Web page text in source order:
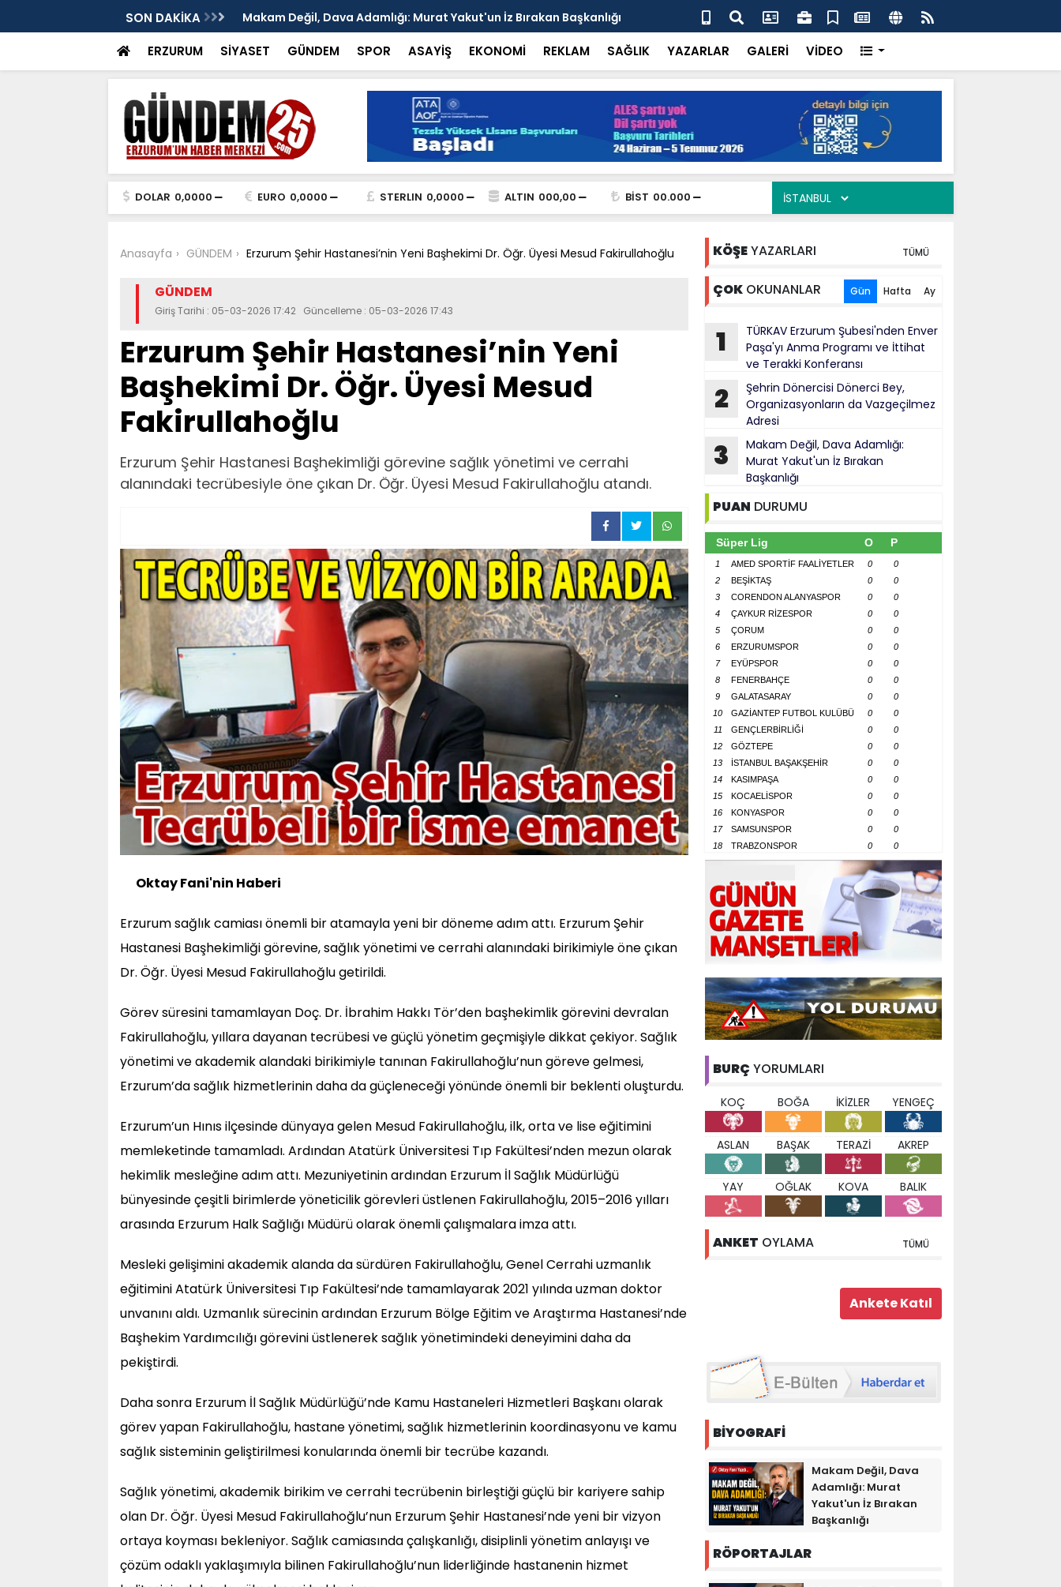
SON DAKİKA
Murat Yakut'un İz Bırakan Başkanlığı
TÜRKAV Erzurum Şubesi'nden Enver Paşa'yı Anma Programı ve İttihat
ve Terakki Konferansı
Şehrin Dönercisi Dönerci Bey, Organizasyonların da Vazgeçilmez
Adresi
ERZURUM SİYASET GÜNDEM SPOR ASAYİŞ EKONOMİ REKLAM SAĞLIK YAZARLAR GALERİ VİDEO
DOLAR 0,0000 EURO 0,0000 STERLIN 0,0000 ALTIN 000,00 BİST 00.000
Anasayfa GÜNDEM Erzurum Şehir Hastanesi’nin Yeni Başhekimi Dr. Öğr. Üyesi Mesud Fakirullahoğlu
GÜNDEM
Giriş Tarihi : 05-03-2026 17:42 Güncelleme : 05-03-2026 17:43
Erzurum Şehir Hastanesi’nin Yeni
Başhekimi Dr. Öğr. Üyesi Mesud
Fakirullahoğlu
Erzurum Şehir Hastanesi Başhekimliği görevine sağlık yönetimi ve cerrahi
alanındaki tecrübesiyle öne çıkan Dr. Öğr. Üyesi Mesud Fakirullahoğlu atandı.
Oktay Fani'nin Haberi
Erzurum sağlık camiası önemli bir atamayla yeni bir döneme adım attı. Erzurum Şehir
Hastanesi Başhekimliği görevine, sağlık yönetimi ve cerrahi alanındaki birikimiyle öne çıkan
Dr. Öğr. Üyesi Mesud Fakirullahoğlu getirildi.
Görev süresini tamamlayan Doç. Dr. İbrahim Hakkı Tör’den başhekimlik görevini devralan
Fakirullahoğlu, yıllara dayanan tecrübesi ve güçlü yönetim geçmişiyle dikkat çekiyor. Sağlık
yönetimi ve akademik alandaki birikimiyle tanınan Fakirullahoğlu’nun göreve gelmesi,
Erzurum’da sağlık hizmetlerinin daha da güçleneceği yönünde önemli bir beklenti oluşturdu.
Erzurum’un Hınıs ilçesinde dünyaya gelen Mesud Fakirullahoğlu, ilk, orta ve lise eğitimini
memleketinde tamamladı. Ardından Atatürk Üniversitesi Tıp Fakültesi’nden mezun olarak
hekimlik mesleğine adım attı. Mezuniyetinin ardından Erzurum İl Sağlık Müdürlüğü
bünyesinde çeşitli birimlerde yöneticilik görevleri üstlenen Fakirullahoğlu, 2015–2016 yılları
arasında Erzurum Halk Sağlığı Müdürü olarak önemli çalışmalara imza attı.
Mesleki gelişimini akademik alanda da sürdüren Fakirullahoğlu, Genel Cerrahi uzmanlık
eğitimini Atatürk Üniversitesi Tıp Fakültesi’nde tamamlayarak 2021 yılında uzman doktor
unvanını aldı. Uzmanlık sürecinin ardından Erzurum Bölge Eğitim ve Araştırma Hastanesi’nde
Başhekim Yardımcılığı görevini üstlenerek sağlık yönetimindeki deneyimini daha da
pekiştirdi.
Daha sonra Erzurum İl Sağlık Müdürlüğü’nde Kamu Hastaneleri Hizmetleri Başkanı olarak
görev yapan Fakirullahoğlu, hastane yönetimi, sağlık hizmetlerinin koordinasyonu ve kamu
sağlık sisteminin geliştirilmesi konularında önemli bir tecrübe kazandı.
Sağlık yönetimi, akademik birikim ve cerrahi tecrübenin birleştiği güçlü bir kariyere sahip
olan Dr. Öğr. Üyesi Mesud Fakirullahoğlu’nun Erzurum Şehir Hastanesi’nde yeni bir vizyon
ortaya koyması bekleniyor. Sağlık camiasında çalışkanlığı, disiplinli yönetim anlayışı ve
çözüm odaklı yaklaşımıyla bilinen Fakirullahoğlu’nun liderliğinde hastanenin hizmet
KÖŞEYAZARLARI TÜMÜ
ÇOKOKUNANLAR Gün Hafta Ay
1
TÜRKAV Erzurum Şubesi'nden Enver
Paşa'yı Anma Programı ve İttihat
ve Terakki Konferansı
2
Şehrin Dönercisi Dönerci Bey,
Organizasyonların da Vazgeçilmez
Adresi
3
Makam Değil, Dava Adamlığı:
Murat Yakut'un İz Bırakan
Başkanlığı
PUAN DURUMU
Süper Lig O P
1 AMED SPORTİF FAALİYETLER 0
0
2
BEŞİKTAŞ 0
0
3
CORENDON ALANYASPOR 0
0
4
ÇAYKUR RİZESPOR 0
0
5
ÇORUM 0
0
6
ERZURUMSPOR 0
0
7
EYÜPSPOR 0
0
8
FENERBAHÇE 0
0
9
GALATASARAY 0
0
10
GAZİANTEP FUTBOL KULÜBÜ 0
0
11
GENÇLERBİRLİĞİ 0
0
12
GÖZTEPE 0
0
13
İSTANBUL BAŞAKŞEHİR 0
0
14
KASIMPAŞA 0
0
15
KOCAELİSPOR 0
0
16
KONYASPOR 0
0
17
SAMSUNSPOR 0
0
18
TRABZONSPOR 0 0
BURÇ YORUMLARI
KOÇ BOĞA İKİZLER YENGEÇ
ASLAN BAŞAK TERAZİ AKREP
YAY OĞLAK KOVA BALIK
ANKET OYLAMA TÜMÜ
BİYOGRAFİ
Makam Değil, Dava
Adamlığı: Murat
Yakut'un İz Bırakan
Başkanlığı
RÖPORTAJLAR